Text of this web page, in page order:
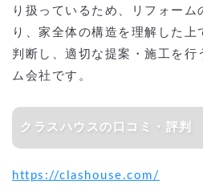
り扱っているため、リフォーム
り、家全体の構造を理解した上
判断し、適切な提案・施工を行
ム会社です。
クラスハウスの口コミ・評判
https://clashouse.com/